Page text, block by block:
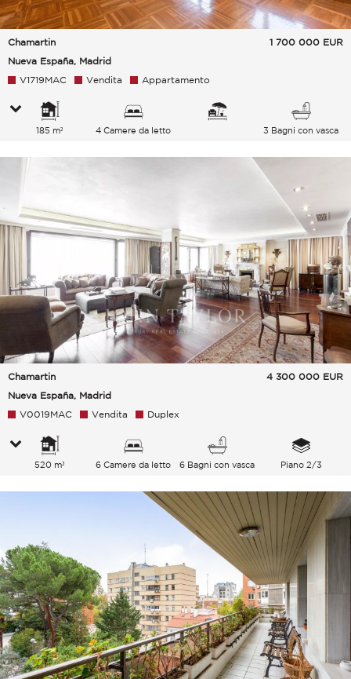
Chamartin
Nueva España, Madrid
1 700 000 EUR
V1719MAC Vendita Appartamento
185 m² 4 Camere da letto 3 Bagni con vasca
Chamartin
Nueva España, Madrid
4 300 000 EUR
V0019MAC Vendita Duplex
520 m² 6 Camere da letto 6 Bagni con vasca Piano 2/3